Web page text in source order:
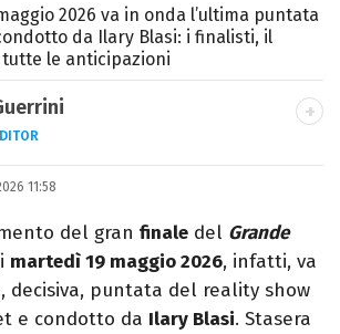
2026 va in onda l’ultima puntata
da Ilary Blasi: i finalisti, il
le anticipazioni
Lettere, smania di viaggi e
per i cartoni (della pizza e della
11:58
del gran finale del Grande
martedì 19 maggio 2026, infatti, va
decisiva, puntata del reality show
e condotto da Ilary Blasi. Stasera